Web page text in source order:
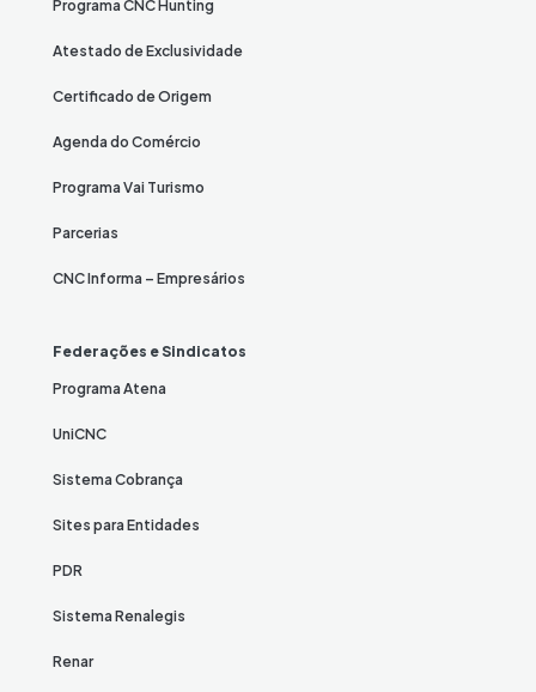
Programa CNC Hunting
Atestado de Exclusividade
Certificado de Origem
Agenda do Comércio
Programa Vai Turismo
Parcerias
CNC Informa – Empresários
Federações e Sindicatos
Programa Atena
UniCNC
Sistema Cobrança
Sites para Entidades
PDR
Sistema Renalegis
Renar